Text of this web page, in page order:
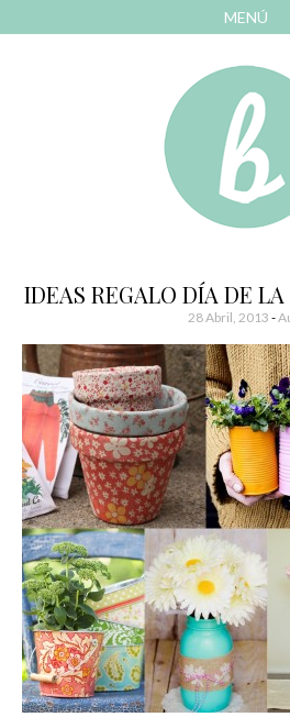
MENÚ
IDEAS REGALO DÍA DE
28 Abril, 2013 -